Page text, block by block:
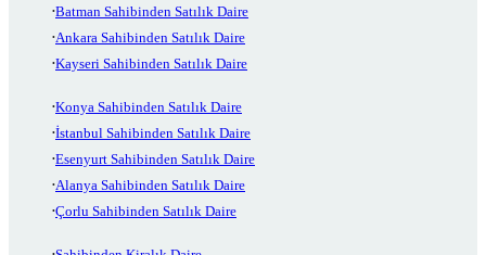
Batman Sahibinden Satılık Daire
Ankara Sahibinden Satılık Daire
Kayseri Sahibinden Satılık Daire
Konya Sahibinden Satılık Daire
İstanbul Sahibinden Satılık Daire
Esenyurt Sahibinden Satılık Daire
Alanya Sahibinden Satılık Daire
Çorlu Sahibinden Satılık Daire